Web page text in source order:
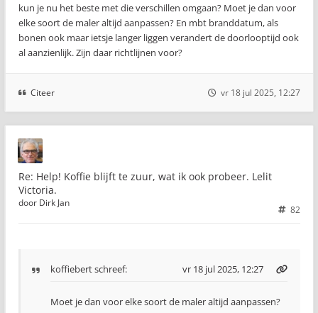
kun je nu het beste met die verschillen omgaan? Moet je dan voor
elke soort de maler altijd aanpassen? En mbt branddatum, als
bonen ook maar ietsje langer liggen verandert de doorlooptijd ook
al aanzienlijk. Zijn daar richtlijnen voor?
Citeer vr 18 jul 2025, 12:27
Re: Help! Koffie blijft te zuur, wat ik ook probeer. Lelit
Victoria.
82
door Dirk Jan
koffiebertschreef: vr 18 jul 2025, 12:27
Moet je dan voor elke soort de maler altijd aanpassen?